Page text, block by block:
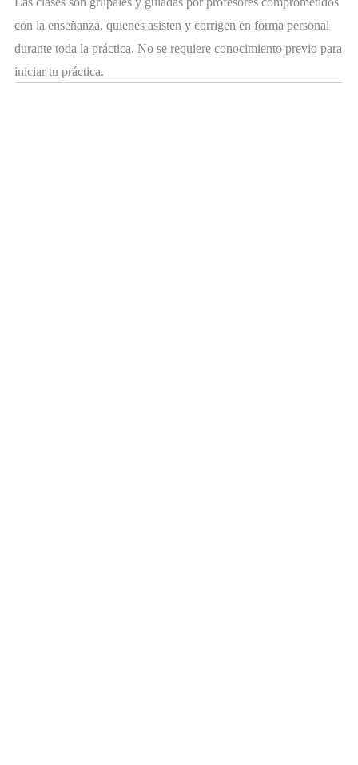
con la enseñanza, quienes asisten y corrigen en forma personal
durante toda la práctica. No se requiere conocimiento previo para
iniciar tu práctica.